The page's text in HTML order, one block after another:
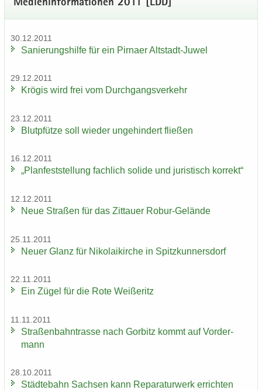
Me­di­en­in­for­ma­tio­nen 2011 [LDD]
30.12.2011
Sa­nie­rungs­hil­fe für ein Pirna­er Altstadt-​Juwel
29.12.2011
Krö­gis wird frei vom Durch­gangs­ver­kehr
23.12.2011
Blut­pfüt­ze soll wie­der un­ge­hin­dert flie­ßen
16.12.2011
„Plan­fest­stel­lung fach­lich so­li­de und ju­ris­tisch kor­rekt“
12.12.2011
Neue Stra­ßen für das Zit­tau­er Robur-​Gelände
25.11.2011
Neuer Glanz für Ni­ko­lai­kir­che in Spitz­kun­ners­dorf
22.11.2011
Ein Zügel für die Rote Wei­ße­ritz
11.11.2011
Stra­ßen­bahn­tras­se nach Gor­bitz kommt auf Vor­der­
mann
28.10.2011
Städ­te­bahn Sach­sen kann Re­pa­ra­tur­werk er­rich­ten